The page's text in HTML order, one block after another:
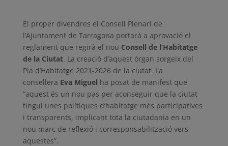
El proper divendres el Consell Plenari de
l’Ajuntament de Tarragona portarà a aprovació el
reglament que regirà el nou Consell de l’Habitatge
de la Ciutat. La creació d’aquest òrgan sorgeix del
Pla d’Habitatge 2021-2026 de la ciutat. La
consellera Eva Miguel ha posat de manifest que
“aquest és un nou pas per aconseguir que la ciutat
tingui unes polítiques d’habitatge més participatives
i transparents, implicant tota la ciutadania en un
nou marc de reflexió i corresponsabilització vers
aquestes”.